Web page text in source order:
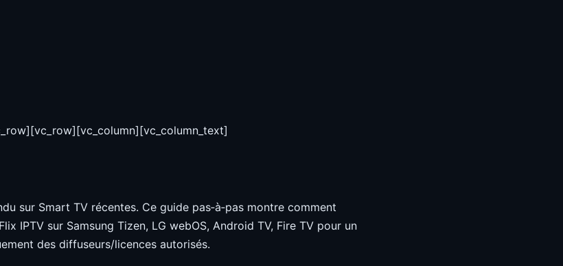
sur Smart TV récentes. Ce guide pas‑à‑pas montre comment
Flix IPTV sur Samsung Tizen, LG webOS, Android TV, Fire TV pour un
des diffuseurs/licences autorisés.